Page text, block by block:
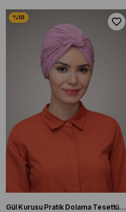
Gül Kurusu Pratik Dolama Tesettür Bone Sandy Kumaş Boncuklu 1870_18